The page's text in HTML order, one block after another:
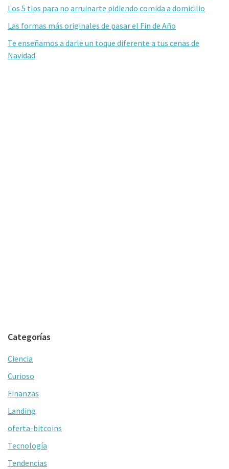
Los 5 tips para no arruinarte pidiendo comida a domicilio
Las formas más originales de pasar el Fin de Año
Te enseñamos a darle un toque diferente a tus cenas de
Navidad
Categorías
Ciencia
Curioso
Finanzas
Landing
oferta-bitcoins
Tecnología
Tendencias